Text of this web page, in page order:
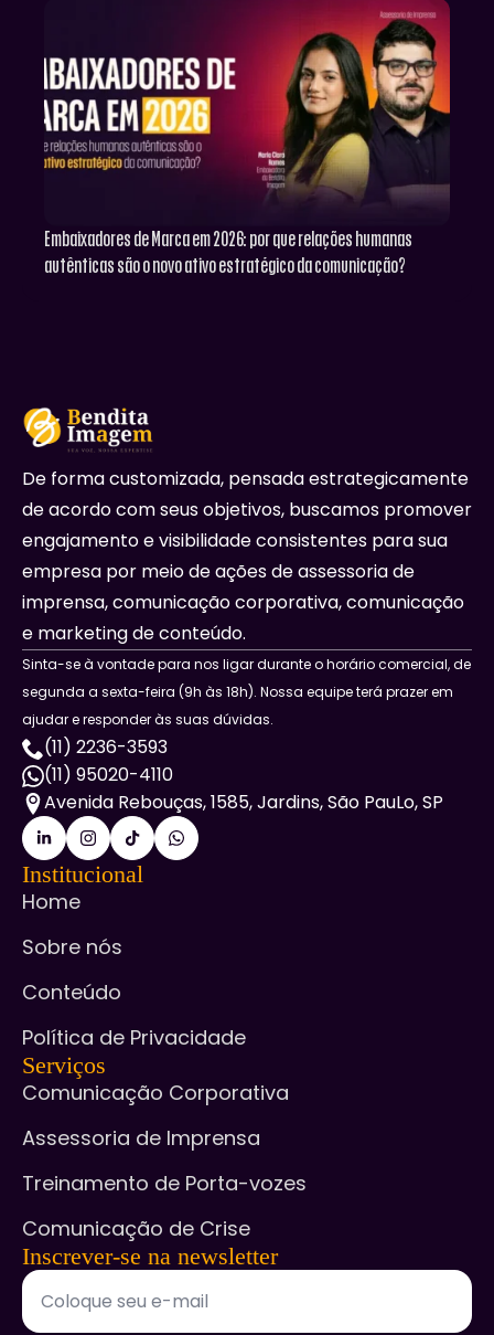
Embaixadores de Marca em 2026: por que relações humanas
autênticas são o novo ativo estratégico da comunicação?
De forma customizada, pensada estrategicamente
de acordo com seus objetivos, buscamos promover
engajamento e visibilidade consistentes para sua
empresa por meio de ações de assessoria de
imprensa, comunicação corporativa, comunicação
e marketing de conteúdo.
Sinta-se à vontade para nos ligar durante o horário comercial, de
segunda a sexta-feira (9h às 18h). Nossa equipe terá prazer em
ajudar e responder às suas dúvidas.
(11) 2236-3593
(11) 95020-4110
Avenida Rebouças, 1585, Jardins, São PauLo, SP
Institucional
Home
Sobre nós
Conteúdo
Política de Privacidade
Serviços
Comunicação Corporativa
Assessoria de Imprensa
Treinamento de Porta-vozes
Comunicação de Crise
Inscrever-se na newsletter